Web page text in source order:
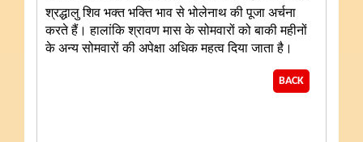
श्रद्धालु शिव भक्त भक्ति भाव से भोलेनाथ की पूजा अर्चना
करते हैं। हालांकि श्रावण मास के सोमवारों को बाकी महीनों
के अन्य सोमवारों की अपेक्षा अधिक महत्व दिया जाता है।
BACK